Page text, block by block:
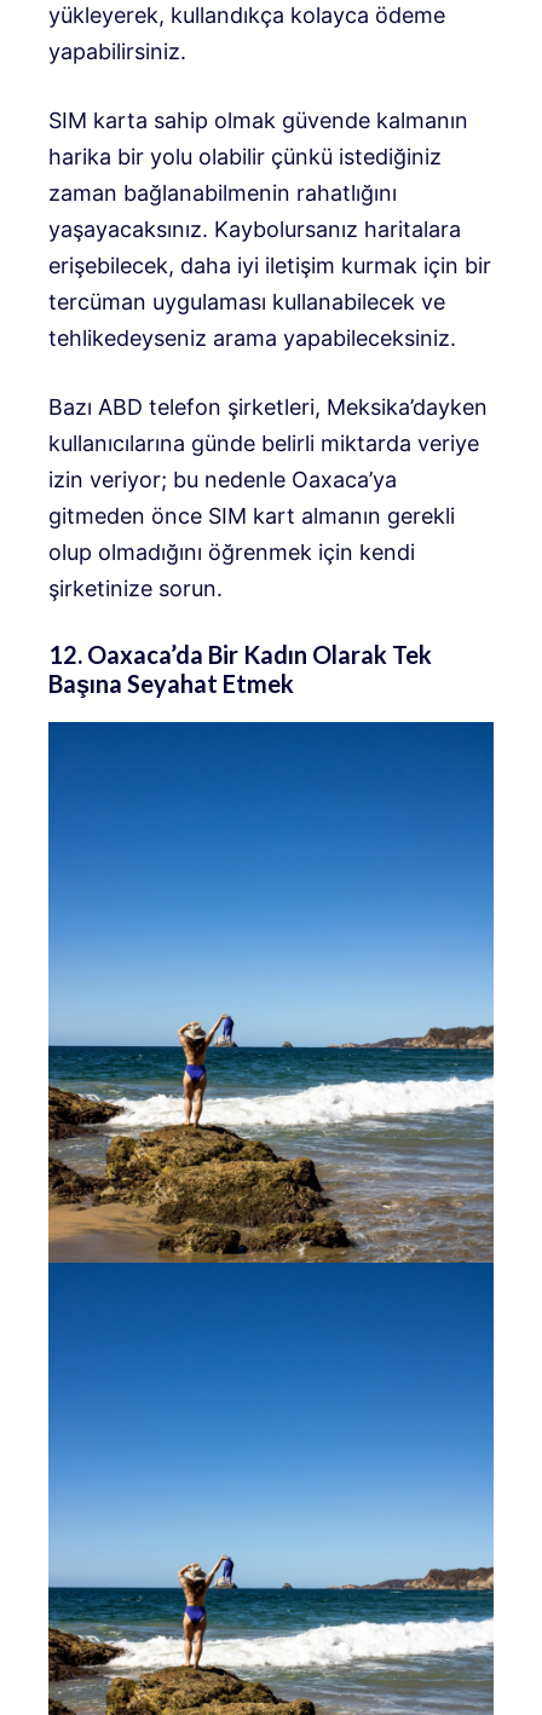
yükleyerek, kullandıkça kolayca ödeme
yapabilirsiniz.
SIM karta sahip olmak güvende kalmanın
harika bir yolu olabilir çünkü istediğiniz
zaman bağlanabilmenin rahatlığını
yaşayacaksınız. Kaybolursanız haritalara
erişebilecek, daha iyi iletişim kurmak için bir
tercüman uygulaması kullanabilecek ve
tehlikedeyseniz arama yapabileceksiniz.
Bazı ABD telefon şirketleri, Meksika’dayken
kullanıcılarına günde belirli miktarda veriye
izin veriyor; bu nedenle Oaxaca’ya
gitmeden önce SIM kart almanın gerekli
olup olmadığını öğrenmek için kendi
şirketinize sorun.
12. Oaxaca’da Bir Kadın Olarak Tek
Başına Seyahat Etmek